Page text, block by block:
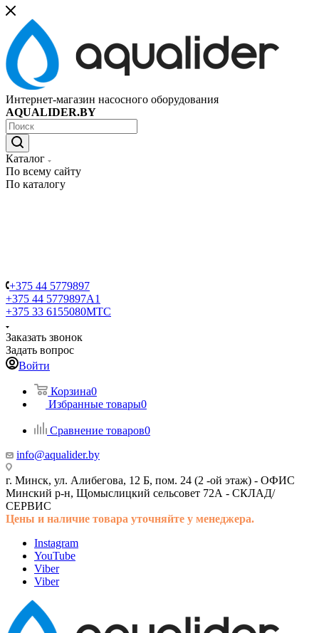
Интернет-магазин насосного оборудования
AQUALIDER.BY
Каталог
По всему сайту
По каталогу
+375 44 5779897
+375 44 5779897A1
+375 33 6155080МТС
Заказать звонок
Задать вопрос
Войти
Корзина0
Избранные товары0
Сравнение товаров0
info@aqualider.by
г. Минск, ул. Алибегова, 12 Б, пом. 24 (2 -ой этаж) - ОФИС
Минский р-н, Щомыслицкий сельсовет 72А - СКЛАД/
СЕРВИС
Цены и наличие товара уточняйте у менеджера.
Instagram
YouTube
Viber
Viber